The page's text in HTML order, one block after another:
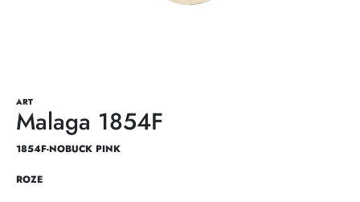
ART
Malaga 1854F
1854F-NOBUCK PINK
ROZE